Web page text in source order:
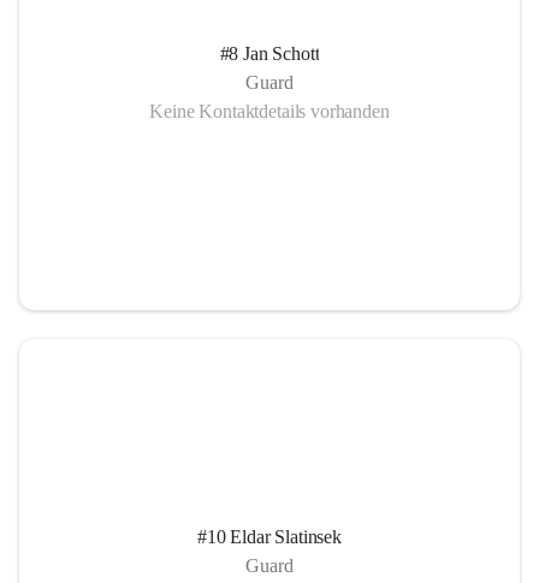
#8 Jan Schott
Guard
Keine Kontaktdetails vorhanden
#10 Eldar Slatinsek
Guard